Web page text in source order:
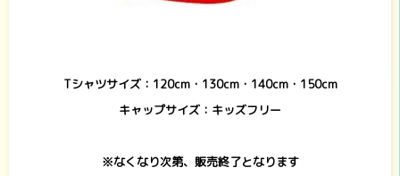
Tシャツサイズ：120cm・130cm・140cm・150cm
キャップサイズ：キッズフリー
※なくなり次第、販売終了となります